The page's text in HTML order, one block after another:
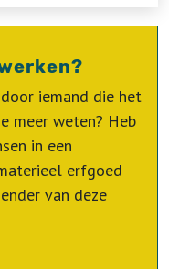
iemand die het
meer weten? Heb
in een
erfgoed
van deze